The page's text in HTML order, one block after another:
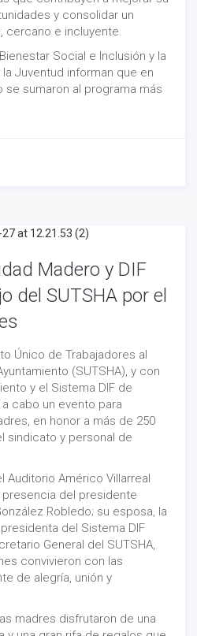
y consolidar un
cercano e incluyente.
Social e Inclusión y la
Juventud informan que en
sumaron al programa más
Madero y DIF
del SUTSHA por el
Único de Trabajadores al
(SUTSHA), y con
y el Sistema DIF de
cabo un evento para
en honor a más de 250
sindicato y personal de
Auditorio Américo Villarreal
del presidente
Robledo; su esposa, la
del Sistema DIF
General del SUTSHA,
convivieron con las
de alegría, unión y
madres disfrutaron de una